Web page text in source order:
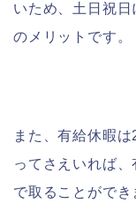
いため、土日祝
のメリットです。
また、有給休暇
ってさえいれば
で取ることがで